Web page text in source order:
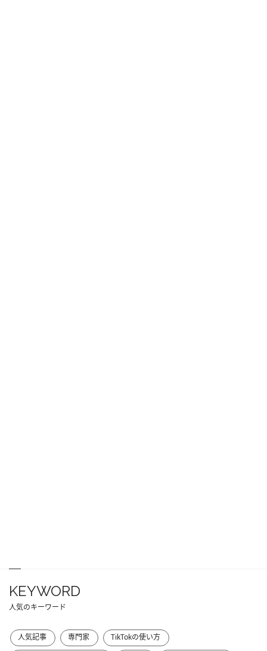
KEYWORD
人気のキーワード
人気記事 専門家
TikTokの使い方